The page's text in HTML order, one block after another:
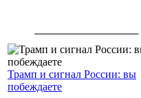
Трамп и сигнал России: вы
побеждаете